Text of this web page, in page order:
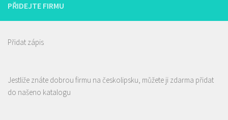
PŘIDEJTE FIRMU
Přidat zápis
Jestliže znáte dobrou firmu na českolipsku, můžete ji zdarma přidat
do našeno katalogu